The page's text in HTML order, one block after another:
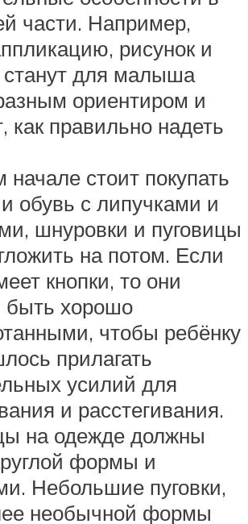
части. Например,
рисунок и
для малыша
ориентиром и
как правильно надеть
стоит покупать
обувь с липучками и
шнуровки и пуговицы
на потом. Если
кнопки, то они
хорошо
чтобы ребёнку
прилагать
усилий для
и расстегивания.
на одежде должны
формы и
Небольшие пуговки,
необычной формы